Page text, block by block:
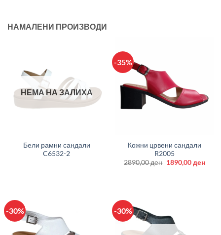
НАМАЛЕНИ ПРОИЗВОДИ
НЕМА НА ЗАЛИХА
Бели рамни сандали
C6532-2
-35%
Кожни црвени сандали
R2005
2890,00ден Original
1890,00ден
-30% -30%